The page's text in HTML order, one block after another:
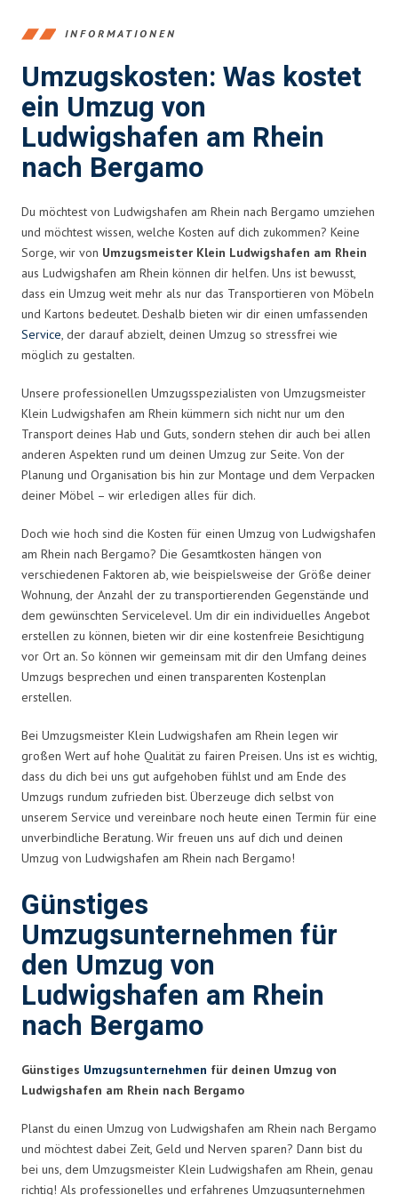
INFORMATIONEN
Umzugskosten: Was kostet
ein Umzug von
Ludwigshafen am Rhein
nach Bergamo
Du möchtest von Ludwigshafen am Rhein nach Bergamo umziehen
und möchtest wissen, welche Kosten auf dich zukommen? Keine
Sorge, wir von Umzugsmeister Klein Ludwigshafen am Rhein
aus Ludwigshafen am Rhein können dir helfen. Uns ist bewusst,
dass ein Umzug weit mehr als nur das Transportieren von Möbeln
und Kartons bedeutet. Deshalb bieten wir dir einen umfassenden
Service, der darauf abzielt, deinen Umzug so stressfrei wie
möglich zu gestalten.
Unsere professionellen Umzugsspezialisten von Umzugsmeister
Klein Ludwigshafen am Rhein kümmern sich nicht nur um den
Transport deines Hab und Guts, sondern stehen dir auch bei allen
anderen Aspekten rund um deinen Umzug zur Seite. Von der
Planung und Organisation bis hin zur Montage und dem Verpacken
deiner Möbel – wir erledigen alles für dich.
Doch wie hoch sind die Kosten für einen Umzug von Ludwigshafen
am Rhein nach Bergamo? Die Gesamtkosten hängen von
verschiedenen Faktoren ab, wie beispielsweise der Größe deiner
Wohnung, der Anzahl der zu transportierenden Gegenstände und
dem gewünschten Servicelevel. Um dir ein individuelles Angebot
erstellen zu können, bieten wir dir eine kostenfreie Besichtigung
vor Ort an. So können wir gemeinsam mit dir den Umfang deines
Umzugs besprechen und einen transparenten Kostenplan
erstellen.
Bei Umzugsmeister Klein Ludwigshafen am Rhein legen wir
großen Wert auf hohe Qualität zu fairen Preisen. Uns ist es wichtig,
dass du dich bei uns gut aufgehoben fühlst und am Ende des
Umzugs rundum zufrieden bist. Überzeuge dich selbst von
unserem Service und vereinbare noch heute einen Termin für eine
unverbindliche Beratung. Wir freuen uns auf dich und deinen
Umzug von Ludwigshafen am Rhein nach Bergamo!
Günstiges
Umzugsunternehmen für
den Umzug von
Ludwigshafen am Rhein
nach Bergamo
Günstiges Umzugsunternehmen für deinen Umzug von
Ludwigshafen am Rhein nach Bergamo
Planst du einen Umzug von Ludwigshafen am Rhein nach Bergamo
und möchtest dabei Zeit, Geld und Nerven sparen? Dann bist du
bei uns, dem Umzugsmeister Klein Ludwigshafen am Rhein, genau
richtig! Als professionelles und erfahrenes Umzugsunternehmen